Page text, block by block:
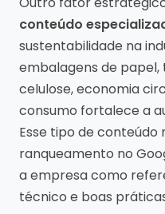
conteúdo
sustentabilidade na
embalagens de
celulose, economia
consumo fortalece a
Esse tipo de
ranqueamento no
a empresa como
técnico e boas